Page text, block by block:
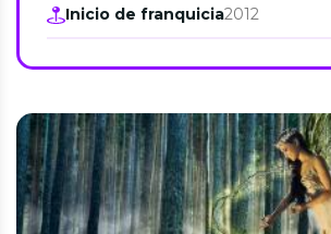
Inicio de franquicia2012